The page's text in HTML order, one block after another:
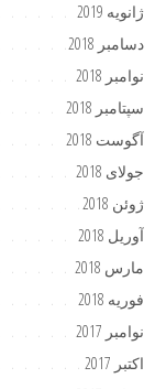
ژانویه 2019
دسامبر 2018
نوامبر 2018
سپتامبر 2018
آگوست 2018
جولای 2018
ژوئن 2018
آوریل 2018
مارس 2018
فوریه 2018
نوامبر 2017
اکتبر 2017